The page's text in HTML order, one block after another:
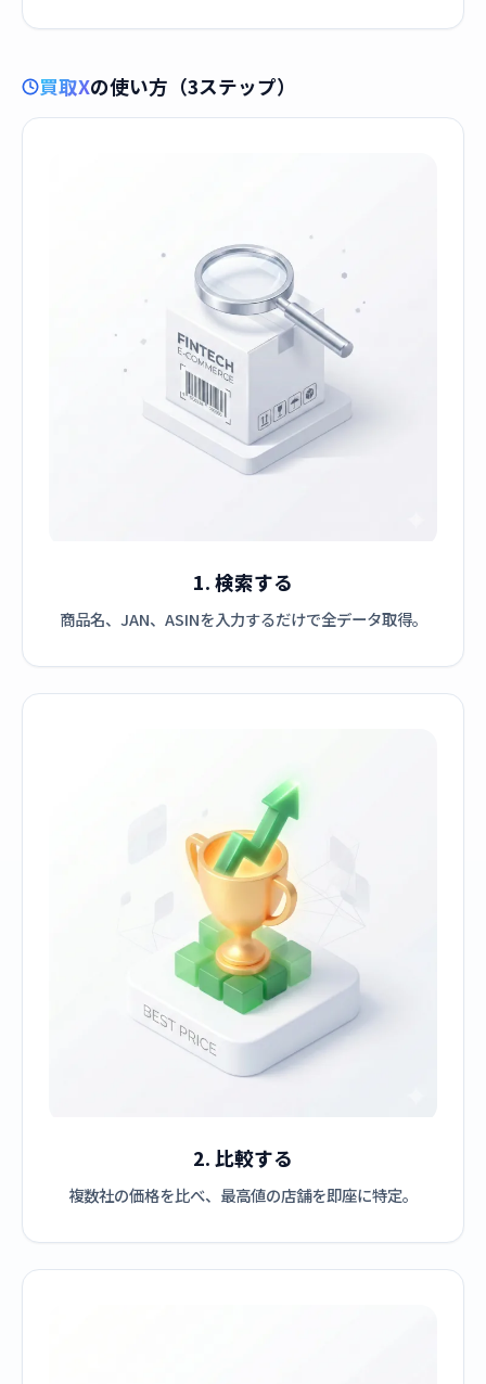
買取Xの使い方（3ステップ）
1. 検索する
商品名、JAN、ASINを入力するだけで全データ取得。
2. 比較する
複数社の価格を比べ、最高値の店舗を即座に特定。